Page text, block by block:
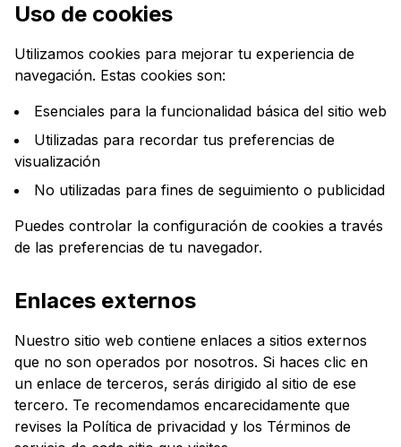
Uso de cookies
Utilizamos cookies para mejorar tu experiencia de
navegación. Estas cookies son:
Esenciales para la funcionalidad básica del sitio web
Utilizadas para recordar tus preferencias de
visualización
No utilizadas para fines de seguimiento o publicidad
Puedes controlar la configuración de cookies a través
de las preferencias de tu navegador.
Enlaces externos
Nuestro sitio web contiene enlaces a sitios externos
que no son operados por nosotros. Si haces clic en
un enlace de terceros, serás dirigido al sitio de ese
tercero. Te recomendamos encarecidamente que
revises la Política de privacidad y los Términos de